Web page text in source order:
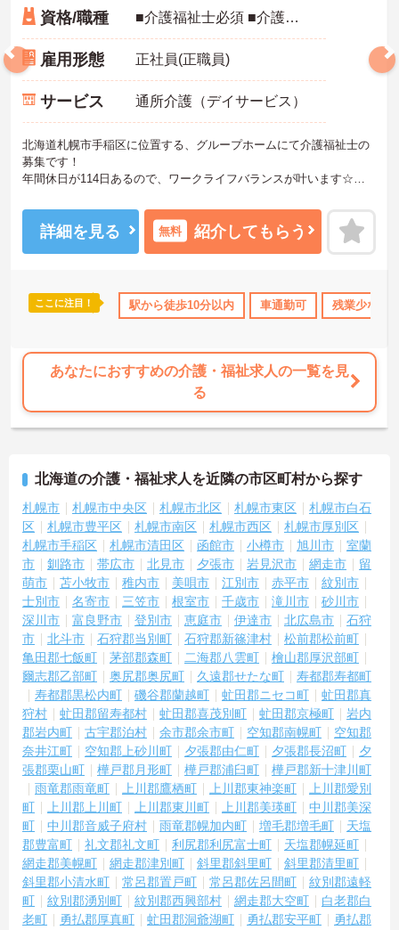
研修制度あり 産休･育休･介護休暇取得実績あり ボーナ
資格/職種 ■介護福祉士必須 ■介護実務経験3年以上（グループホームでの実務経験は問いません）必須
雇用形態 正社員(正職員)
サービス 通所介護（デイサービス）
北海道札幌市手稲区に位置する、グループホームにて介護福祉士の
募集です！
年間休日が114日あるので、ワークライフバランスが叶います☆
ご興味のある方には、面接対策ポイントなど、さらに詳細をお話し
いたしますのでお気軽にご相談ください！
詳細を見る 無料 紹介してもらう
ここに注目！ 駅から徒歩10分以内 車通勤可 残業少なめ
あなたにおすすめの介護・福祉求人の一覧を見
る
北海道の介護・福祉求人を近隣の市区町村から探す
札幌市 札幌市中央区 札幌市北区 札幌市東区
札幌市白石
区
札幌市豊平区 札幌市南区 札幌市西区
札幌市厚別区
札幌市手稲区
札幌市清田区 函館市 小樽市 旭川市
室蘭
市
釧路市 帯広市 北見市 夕張市 岩見沢市 網走市
留
萌市
苫小牧市 稚内市 美唄市 江別市 赤平市
紋別市
士別市
名寄市 三笠市 根室市 千歳市 滝川市
砂川市
深川市
富良野市 登別市 恵庭市 伊達市 北広島市
石狩
市
北斗市 石狩郡当別町 石狩郡新篠津村
松前郡松前町
亀田郡七飯町
茅部郡森町 二海郡八雲町
檜山郡厚沢部町
爾志郡乙部町
奥尻郡奥尻町 久遠郡せたな町
寿都郡寿都町
寿都郡黒松内町
磯谷郡蘭越町 虻田郡ニセコ町
虻田郡真
狩村
虻田郡留寿都村 虻田郡喜茂別町 虻田郡京極町
岩内
郡岩内町
古宇郡泊村 余市郡余市町 空知郡南幌町
空知郡
奈井江町
空知郡上砂川町 夕張郡由仁町 夕張郡長沼町
夕
張郡栗山町
樺戸郡月形町 樺戸郡浦臼町
樺戸郡新十津川町
雨竜郡雨竜町
上川郡鷹栖町 上川郡東神楽町
上川郡愛別
町
上川郡上川町 上川郡東川町 上川郡美瑛町
中川郡美深
町
中川郡音威子府村 雨竜郡幌加内町 増毛郡増毛町
天塩
郡豊富町
礼文郡礼文町 利尻郡利尻富士町
天塩郡幌延町
網走郡美幌町
網走郡津別町 斜里郡斜里町
斜里郡清里町
斜里郡小清水町
常呂郡置戸町 常呂郡佐呂間町
紋別郡遠軽
町
紋別郡湧別町 紋別郡西興部村 網走郡大空町
白老郡白
老町
勇払郡厚真町 虻田郡洞爺湖町 勇払郡安平町
勇払郡